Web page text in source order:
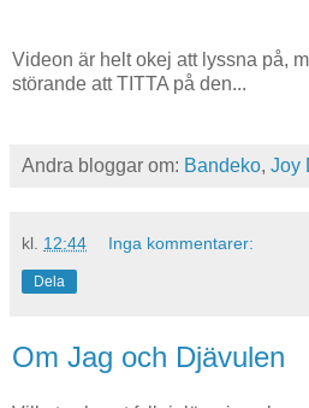
Videon är helt okej att lyssna på,
störande att TITTA på den...
Andra bloggar om: Bandeko, Joy
kl. 12:44 Inga kommentarer:
Dela
Om Jag och Djävulen